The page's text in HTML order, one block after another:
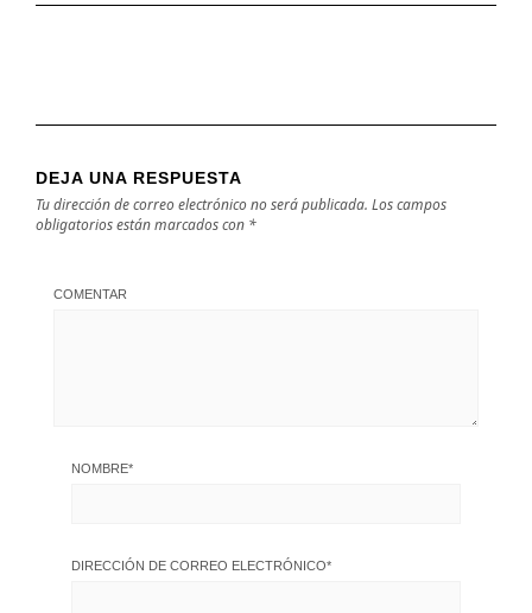
DEJA UNA RESPUESTA
Tu dirección de correo electrónico no será publicada. Los campos
obligatorios están marcados con *
COMENTAR
NOMBRE*
DIRECCIÓN DE CORREO ELECTRÓNICO*